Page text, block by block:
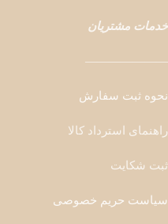
خدمات مشتریان
———————
نحوه ثبت سفارش
راهنمای استرداد کالا
ثبت شکایت
سیاست حریم خصوصی